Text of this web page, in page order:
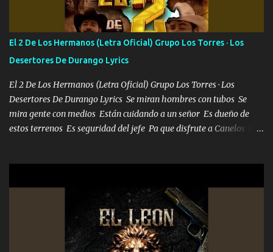
repleta de presidentes la bolsa estoy en mi pic si no se han dado
cuenta chequeen gráficas del kitch
El 2 De Los Hermanos (Letra Oficial) Grupo Los Torres · Los
Desertores De Durango Lyrics
El 2 De Los Hermanos (Letra Oficial) Grupo Los Torres · Los
Desertores De Durango Lyrics Se miran hombres con tubos Se
mira gente con medios Están cuidando a un señor Es dueño de
estos terrenos Es seguridad del jefe Pa que disfrute a Canelos Es
ni tampoco las mujeres porque es platica de grandes por eso hay
que estar alegres doy las instrucciones para atender los deberes
Música Si es que salta algún problema de confianza tengo gente
ahí está el Hombre Cuarenta y también Pariente 7 arreglan
cualquier problema no más es cuestión que ordené NOS HACE